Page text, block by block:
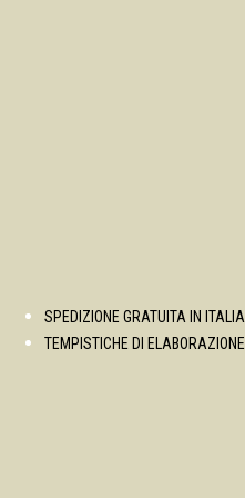
SPEDIZIONE GRATUITA IN ITALIA
TEMPISTICHE DI ELABORAZIONE